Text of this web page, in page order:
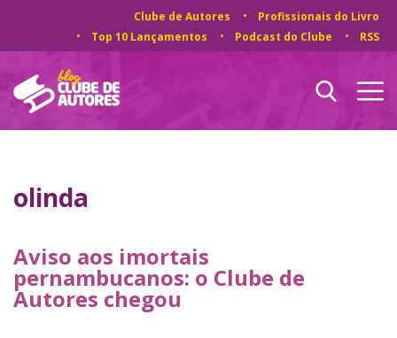
Clube de Autores
Profissionais do Livro
Top 10 Lançamentos
Podcast do Clube RSS
olinda
Aviso aos imortais
pernambucanos: o Clube de
Autores chegou